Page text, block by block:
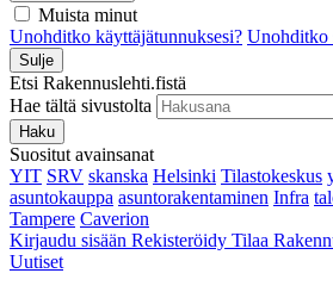
Muista minut
Unohditko käyttäjätunnuksesi? Unohditko
Sulje
Etsi Rakennuslehti.fistä
Hae tältä sivustolta
Haku
Suositut avainsanat
YIT SRV skanska Helsinki Tilastokeskus
asuntokauppa asuntorakentaminen Infra
Tampere Caverion
Kirjaudu sisään Rekisteröidy Tilaa
Uutiset